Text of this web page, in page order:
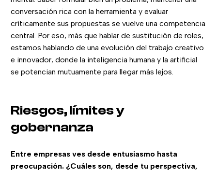
conversación rica con la herramienta y evaluar
críticamente sus propuestas se vuelve una competencia
central. Por eso, más que hablar de sustitución de roles,
estamos hablando de una evolución del trabajo creativo
e innovador, donde la inteligencia humana y la artificial
se potencian mutuamente para llegar más lejos.
Riesgos, límites y
gobernanza
Entre empresas ves desde entusiasmo hasta
preocupación. ¿Cuáles son, desde tu perspectiva,